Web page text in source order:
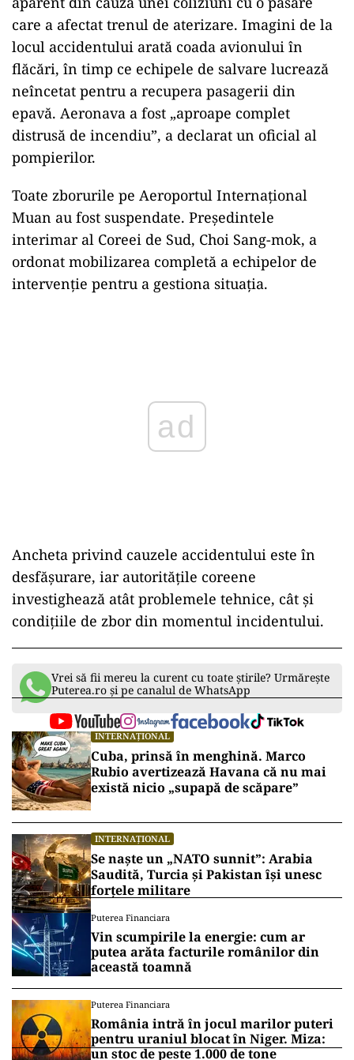
care a afectat trenul de aterizare. Imagini de la
locul accidentului arată coada avionului în
flăcări, în timp ce echipele de salvare lucrează
neîncetat pentru a recupera pasagerii din
epavă. Aeronava a fost „aproape complet
distrusă de incendiu”, a declarat un oficial al
pompierilor.
Toate zborurile pe Aeroportul Internațional
Muan au fost suspendate. Președintele
interimar al Coreei de Sud, Choi Sang-mok, a
ordonat mobilizarea completă a echipelor de
intervenție pentru a gestiona situația.
ad
Ancheta privind cauzele accidentului este în
desfășurare, iar autoritățile coreene
investighează atât problemele tehnice, cât și
condițiile de zbor din momentul incidentului.
Vrei să fii mereu la curent cu toate știrile? Urmărește
Puterea.ro și pe canalul de WhatsApp
INTERNAȚIONAL
Cuba, prinsă în menghină. Marco
Rubio avertizează Havana că nu mai
există nicio „supapă de scăpare”
INTERNAȚIONAL
Se naște un „NATO sunnit”: Arabia
Saudită, Turcia și Pakistan își unesc
forțele militare
Puterea Financiara
Vin scumpirile la energie: cum ar
putea arăta facturile românilor din
această toamnă
Puterea Financiara
România intră în jocul marilor puteri
pentru uraniul blocat în Niger. Miza:
un stoc de peste 1.000 de tone